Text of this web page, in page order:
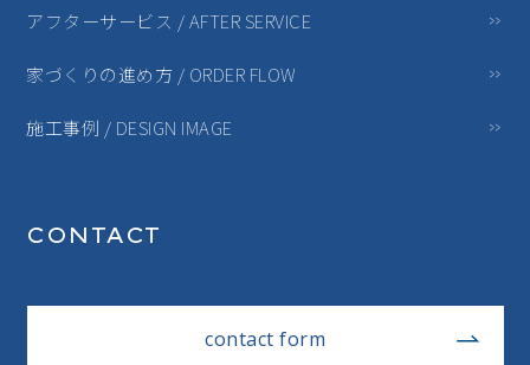
アフターサービス / AFTER SERVICE
家づくりの進め方 / ORDER FLOW
施工事例 / DESIGN IMAGE
CONTACT
contact form